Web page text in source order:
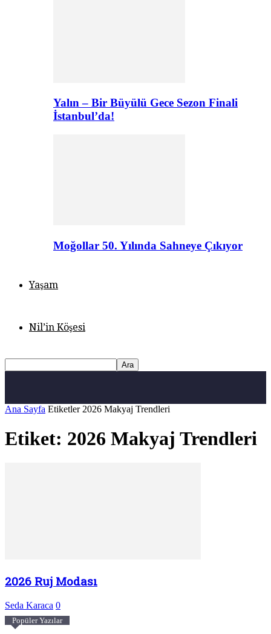
Yalın – Bir Büyülü Gece Sezon Finali
İstanbul’da!
Moğollar 50. Yılında Sahneye Çıkıyor
Yaşam
Nil’in Köşesi
Ana Sayfa Etiketler 2026 Makyaj Trendleri
Etiket: 2026 Makyaj Trendleri
2026 Ruj Modası
Seda Karaca 0
Popüler Yazılar